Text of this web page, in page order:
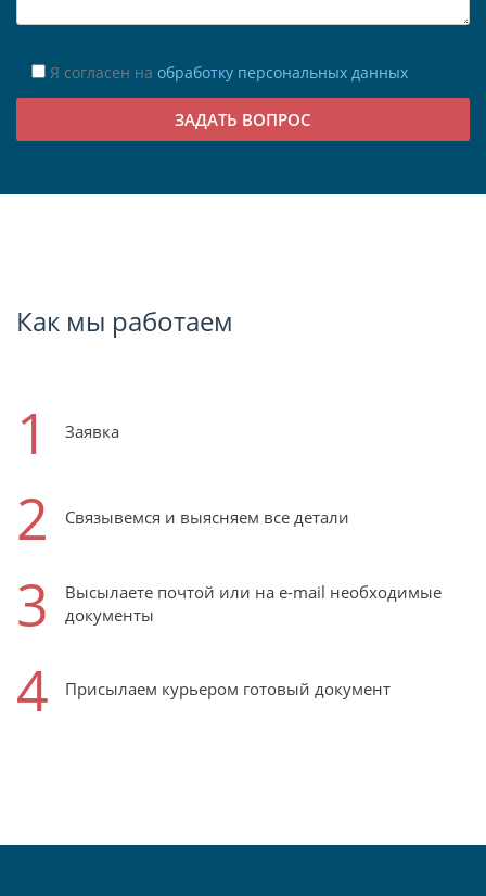
Я согласен на обработку персональных данных
Как мы работаем
1 Заявка
2 Связывемся и выясняем все детали
3
Высылаете почтой или на e-mail необходимые
документы
4 Присылаем курьером готовый документ